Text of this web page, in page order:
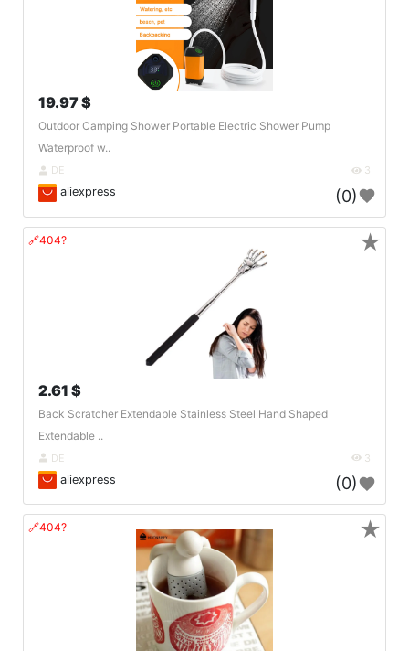
19.97 $
Outdoor Camping Shower Portable Electric Shower Pump
Waterproof w..
DE 3
aliexpress (0)
🔗404?
2.61 $
Back Scratcher Extendable Stainless Steel Hand Shaped
Extendable ..
DE 3
aliexpress (0)
★
🔗404? ★